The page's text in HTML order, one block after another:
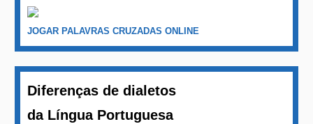
JOGAR PALAVRAS CRUZADAS ONLINE
Diferenças de dialetos
da Língua Portuguesa